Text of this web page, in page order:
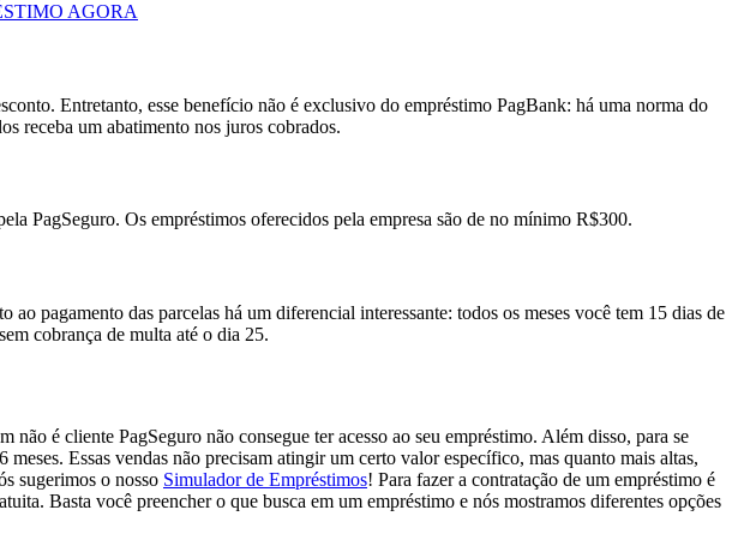
AGORA
Entretanto, esse benefício não é exclusivo do empréstimo PagBank: há uma norma do
receba um abatimento nos juros cobrados.
PagSeguro. Os empréstimos oferecidos pela empresa são de no mínimo R$300.
ao pagamento das parcelas há um diferencial interessante: todos os meses você tem 15 dias de
sem cobrança de multa até o dia 25.
é cliente PagSeguro não consegue ter acesso ao seu empréstimo. Além disso, para se
Essas vendas não precisam atingir um certo valor específico, mas quanto mais altas,
sugerimos o nosso Simulador de Empréstimos! Para fazer a contratação de um empréstimo é
Basta você preencher o que busca em um empréstimo e nós mostramos diferentes opções